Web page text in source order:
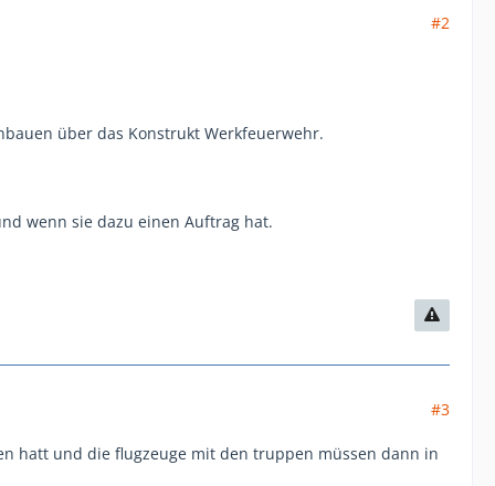
#2
über das Konstrukt Werkfeuerwehr.
wenn sie dazu einen Auftrag hat.
#3
hatt und die flugzeuge mit den truppen müssen dann in